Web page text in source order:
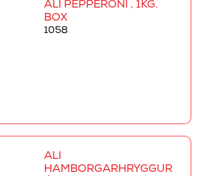
ALI PEPPERONI , 1KG.
BOX
1058
ALI
HAMBORGARHRYGGUR